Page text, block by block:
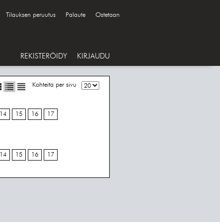
Tilauksen peruutus Palaute Ostetaan
REKISTERÖIDY KIRJAUDU
Kohteita per sivu
14 15 16 17
14 15 16 17